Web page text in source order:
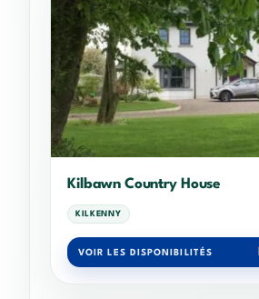
Kilbawn Country House
KILKENNY
VOIR LES DISPONIBILITÉS